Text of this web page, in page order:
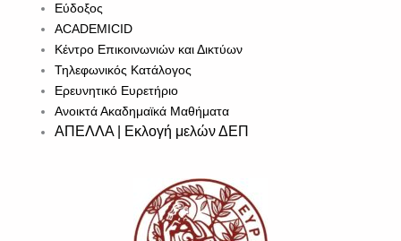
Εύδοξος
ACADEMICID
Κέντρο Επικοινωνιών και Δικτύων
Τηλεφωνικός Κατάλογος
Ερευνητικό Ευρετήριο
Ανοικτά Ακαδημαϊκά Μαθήματα
ΑΠΕΛΛΑ | Εκλογή μελών ΔΕΠ